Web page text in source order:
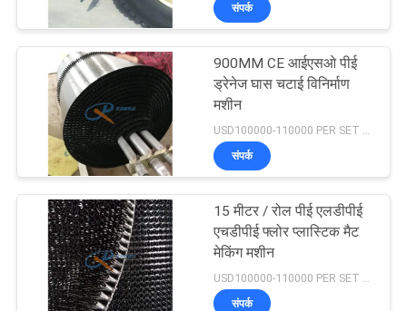
फर्श चटाई बनाने की मशीन
कार चटाई बनाने की मशीन
संपर्क
900MM CE आईएसओ पीई
ड्रेनेज घास चटाई विनिर्माण
मशीन
संपर्क
15 मीटर / रोल पीई एलडीपीई
एचडीपीई फ्लोर प्लास्टिक मैट
मेकिंग मशीन
संपर्क